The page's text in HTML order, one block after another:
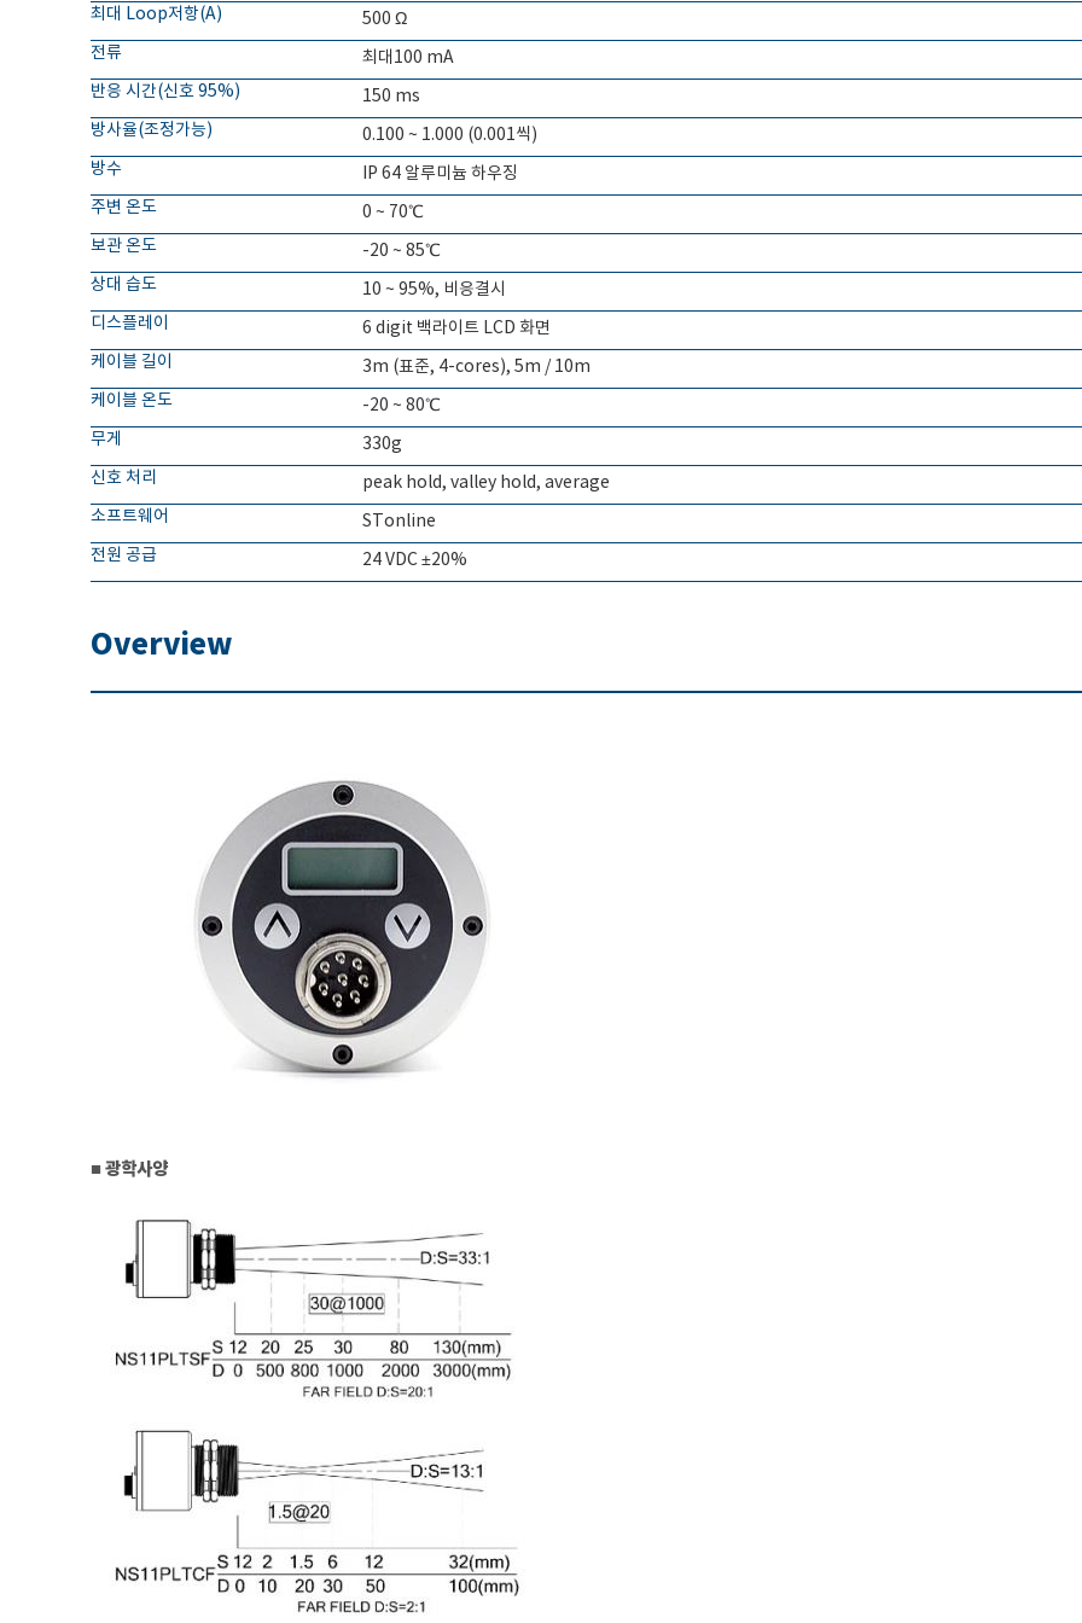
최대 Loop저항(A)
500 Ω
전류
최대100 mA
반응 시간(신호 95%)
150 ms
방사율(조정가능)
0.100 ~ 1.000 (0.001씩)
방수
IP 64 알루미늄 하우징
주변 온도
0 ~ 70℃
보관 온도
-20 ~ 85℃
상대 습도
10 ~ 95%, 비응결시
디스플레이
6 digit 백라이트 LCD 화면
케이블 길이
3m (표준, 4-cores), 5m / 10m
케이블 온도
-20 ~ 80℃
무게
330g
신호 처리
peak hold, valley hold, average
소프트웨어
STonline
전원 공급
24 VDC ±20%
Overview
■ 광학사양